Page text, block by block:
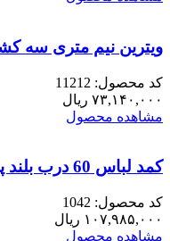
ویترین نیم متری سه
کد محصول: 11212
۷۳,۱۴۰,۰۰۰ ریال
مشاهده محصول
کمد لباس 60 درب بلند پایه معلق
کد محصول: 1042
۱۰۷,۹۸۵,۰۰۰ ریال
مشاهده محصول